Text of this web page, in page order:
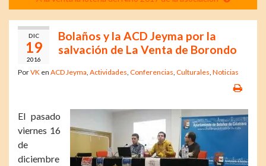
DIC
19
2016
Bolaños y la ACD Jeyma por la
salvación de La Venta de Borondo
PorVK en ACD Jeyma Actividades Conferencias Culturales Noticias
El pasado
viernes 16
de
diciembre